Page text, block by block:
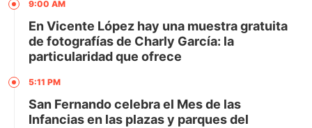
9:00 AM
En Vicente López hay una muestra gratuita
de fotografías de Charly García: la
particularidad que ofrece
5:11 PM
San Fernando celebra el Mes de las
Infancias en las plazas y parques del